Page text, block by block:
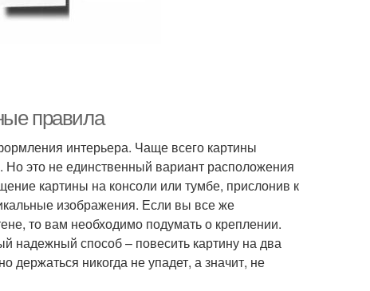
правила
интерьера. Чаще всего картины
Но это не единственный вариант расположения
картины на консоли или тумбе, прислонив к
изображения. Если вы все же
то вам необходимо подумать о креплении.
надежный способ – повесить картину на два
держаться никогда не упадет, а значит, не